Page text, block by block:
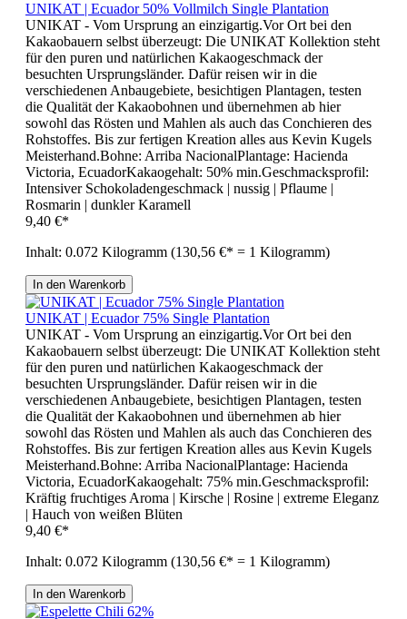
UNIKAT | Ecuador 50% Vollmilch Single Plantation
UNIKAT - Vom Ursprung an einzigartig.Vor Ort bei den
Kakaobauern selbst überzeugt: Die UNIKAT Kollektion steht
für den puren und natürlichen Kakaogeschmack der
besuchten Ursprungsländer. Dafür reisen wir in die
verschiedenen Anbaugebiete, besichtigen Plantagen, testen
die Qualität der Kakaobohnen und übernehmen ab hier
sowohl das Rösten und Mahlen als auch das Conchieren des
Rohstoffes. Bis zur fertigen Kreation alles aus Kevin Kugels
Meisterhand.Bohne: Arriba NacionalPlantage: Hacienda
Victoria, EcuadorKakaogehalt: 50% min.Geschmacksprofil:
Intensiver Schokoladengeschmack | nussig | Pflaume |
Rosmarin | dunkler Karamell
9,40 €*
Inhalt: 0.072 Kilogramm (130,56 €* = 1 Kilogramm)
In den Warenkorb
UNIKAT | Ecuador 75% Single Plantation
UNIKAT - Vom Ursprung an einzigartig.Vor Ort bei den
Kakaobauern selbst überzeugt: Die UNIKAT Kollektion steht
für den puren und natürlichen Kakaogeschmack der
besuchten Ursprungsländer. Dafür reisen wir in die
verschiedenen Anbaugebiete, besichtigen Plantagen, testen
die Qualität der Kakaobohnen und übernehmen ab hier
sowohl das Rösten und Mahlen als auch das Conchieren des
Rohstoffes. Bis zur fertigen Kreation alles aus Kevin Kugels
Meisterhand.Bohne: Arriba NacionalPlantage: Hacienda
Victoria, EcuadorKakaogehalt: 75% min.Geschmacksprofil:
Kräftig fruchtiges Aroma | Kirsche | Rosine | extreme Eleganz
| Hauch von weißen Blüten
9,40 €*
Inhalt: 0.072 Kilogramm (130,56 €* = 1 Kilogramm)
In den Warenkorb